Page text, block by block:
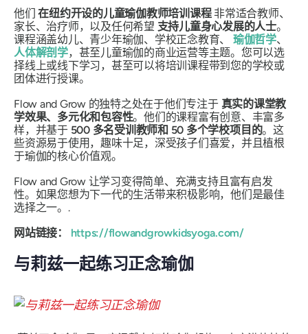
他们在纽约开设的儿童瑜伽教师培训课程 非常适合教师、
家长、治疗师，以及任何希望 支持儿童身心发展的人士。
课程涵盖幼儿、青少年瑜伽、学校正念教育、 瑜伽哲学、
人体解剖学，甚至儿童瑜伽的商业运营等主题。您可以选
择线上或线下学习，甚至可以将培训课程带到您的学校或
团体进行授课。
Flow and Grow 的独特之处在于他们专注于 真实的课堂教
学效果、多元化和包容性。他们的课程富有创意、丰富多
样，并基于 500 多名受训教师和 50 多个学校项目的。这
些资源易于使用，趣味十足，深受孩子们喜爱，并且植根
于瑜伽的核心价值观。
Flow and Grow 让学习变得简单、充满支持且富有启发
性。如果您想为下一代的生活带来积极影响，他们是最佳
选择之一。.
网站链接：
https://flowandgrowkidsyoga.com/
与莉兹一起练习正念瑜伽